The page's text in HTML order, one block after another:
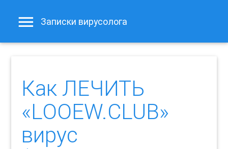
Записки вирусолога
Как ЛЕЧИТЬ
«LOOEW.CLUB»
вирус